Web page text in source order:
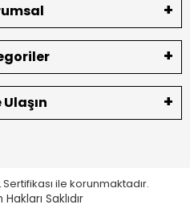
Ulaşın
ile korunmaktadır.
Hakları Saklıdır